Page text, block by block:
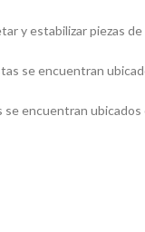
estabilizar piezas
se encuentran
encuentran